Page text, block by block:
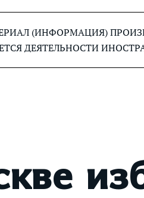
(ИНФОРМАЦИЯ)
ДЕЯТЕЛЬНОСТИ